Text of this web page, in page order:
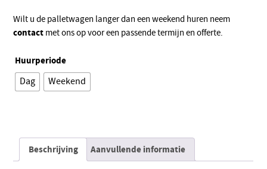
Wilt u de palletwagen langer dan een weekend huren neem
contact met ons op voor een passende termijn en offerte.
Huurperiode
Dag
Weekend
Beschrijving Aanvullende informatie